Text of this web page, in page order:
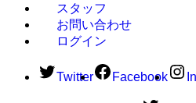
スタッフ
お問い合わせ
ログイン
Twitter Facebook